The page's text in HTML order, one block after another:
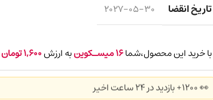
تاریخ انقضا 2027-05-30
با خرید این محصول،شما16میسـکوینبه ارزش1,600تومان
👀 1200+ بازدید در ۲۴ ساعت اخیر